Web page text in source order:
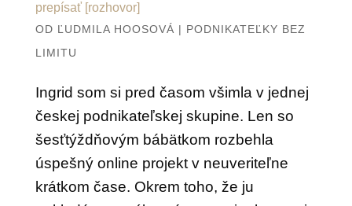
prepísať [rozhovor]
OD ĽUDMILA HOOSOVÁ | PODNIKATEĽKY BEZ
LIMITU
Ingrid som si pred časom všimla v jednej
českej podnikateľskej skupine. Len so
šesťtýždňovým bábätkom rozbehla
úspešný online projekt v neuveriteľne
krátkom čase. Okrem toho, že ju